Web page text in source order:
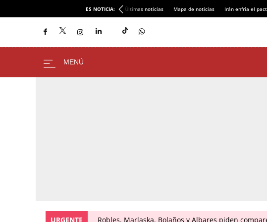
ES NOTICIA: Últimas noticias Mapa de noticias Irán enfría el
URGENTE Robles, Marlaska, Bolaños y Albares piden